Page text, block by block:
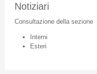
Notiziari
Consultazione della sezione
Interni
Esteri